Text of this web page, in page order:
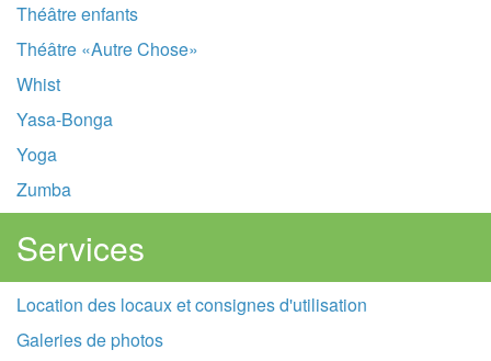
Théâtre enfants
Théâtre «Autre Chose»
Whist
Yasa-Bonga
Yoga
Zumba
Services
Location des locaux et consignes d'utilisation
Galeries de photos